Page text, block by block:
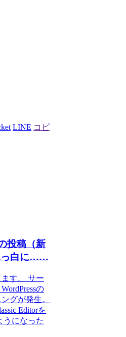
LINE コピ
投稿（新
っ白に……
す。 サー
の
グが発生。
Editorを
うになった